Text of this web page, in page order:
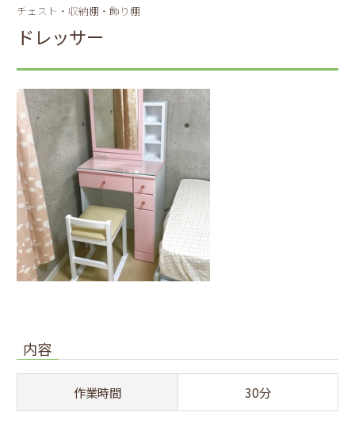
チェスト・収納棚・飾り棚
ドレッサー
内容
作業時間 30分